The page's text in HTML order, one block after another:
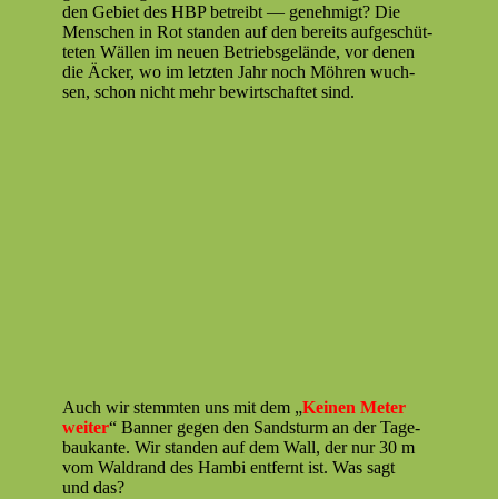
den Gebi­et des HBP betreibt — genehmigt? Die
Men­schen in Rot standen auf den bere­its aufgeschüt­
teten Wällen im neuen Betrieb­s­gelände, vor denen
die Äck­er, wo im let­zten Jahr noch Möhren wuch­
sen, schon nicht mehr bewirtschaftet sind.
Auch wir stemmten uns mit dem „Keinen Meter
weit­er“ Ban­ner gegen den Sand­sturm an der Tage­
baukante. Wir standen auf dem Wall, der nur 30 m
vom Wal­drand des Ham­bi ent­fer­nt ist. Was sagt
und das?